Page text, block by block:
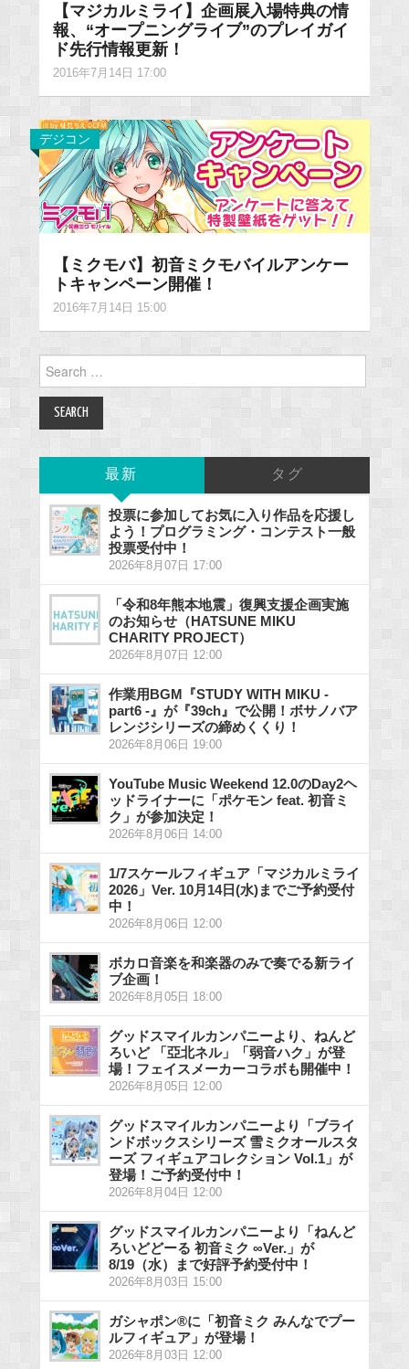
【マジカルミライ】企画展入場特典の情
報、“オープニングライブ”のプレイガイ
ド先行情報更新！
2016年7月14日 17:00
デジコン
【ミクモバ】初音ミクモバイルアンケー
トキャンペーン開催！
2016年7月14日 15:00
Search
for:
最新 タグ
投票に参加してお気に入り作品を応援し
よう！プログラミング・コンテスト一般
投票受付中！
2026年8月07日 17:00
「令和8年熊本地震」復興支援企画実施
のお知らせ（HATSUNE MIKU
CHARITY PROJECT）
2026年8月07日 12:00
作業用BGM『STUDY WITH MIKU -
part6 -』が『39ch』で公開！ボサノバア
レンジシリーズの締めくくり！
2026年8月06日 19:00
YouTube Music Weekend 12.0のDay2ヘ
ッドライナーに「ポケモン feat. 初音ミ
ク」が参加決定！
2026年8月06日 14:00
1/7スケールフィギュア「マジカルミライ
2026」Ver. 10月14日(水)までご予約受付
中！
2026年8月06日 12:00
ボカロ音楽を和楽器のみで奏でる新ライ
ブ企画！
2026年8月05日 18:00
グッドスマイルカンパニーより、ねんど
ろいど 「亞北ネル」「弱音ハク」が登
場！フェイスメーカーコラボも開催中！
2026年8月05日 12:00
グッドスマイルカンパニーより「ブライ
ンドボックスシリーズ 雪ミクオールスタ
ーズ フィギュアコレクション Vol.1」が
登場！ご予約受付中！
2026年8月04日 12:00
グッドスマイルカンパニーより「ねんど
ろいどどーる 初音ミク ∞Ver.」が
8/19（水）まで好評予約受付中！
2026年8月03日 15:00
ガシャポン®に「初音ミク みんなでプー
ルフィギュア」が登場！
2026年8月03日 12:00